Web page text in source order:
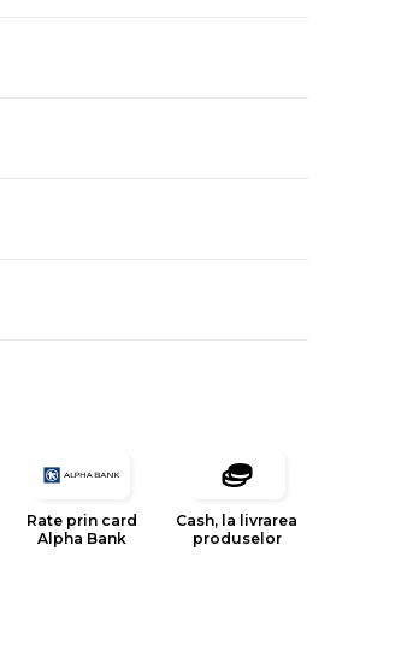
Rate prin card
Alpha Bank
Cash, la livrarea
produselor